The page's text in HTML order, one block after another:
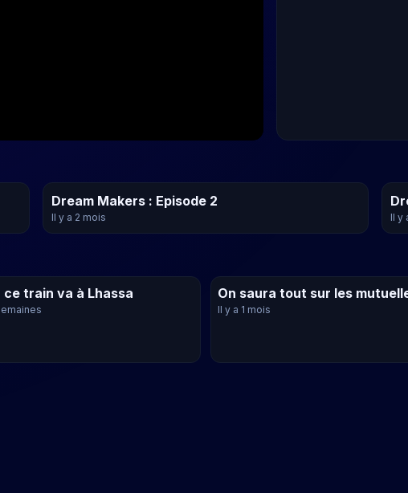
Dream Makers : Episode 2
Il y a 2 mois Il y
ce train va à Lhassa On saura tout sur les
Il y a 1 mois